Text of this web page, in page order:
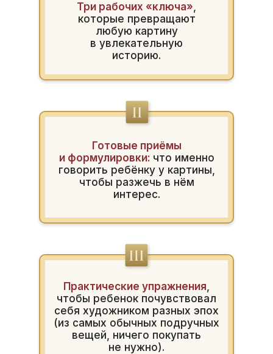
Три рабочих «ключа»,
которые превращают
любую картину
в увлекательную
историю.
Готовые приёмы
и формулировки: что именно
говорить ребёнку у картины,
чтобы разжечь в нём
интерес.
Практические упражнения,
чтобы ребенок почувствовал
себя художником разных эпох
(из самых обычных подручных
вещей, ничего покупать
не нужно).